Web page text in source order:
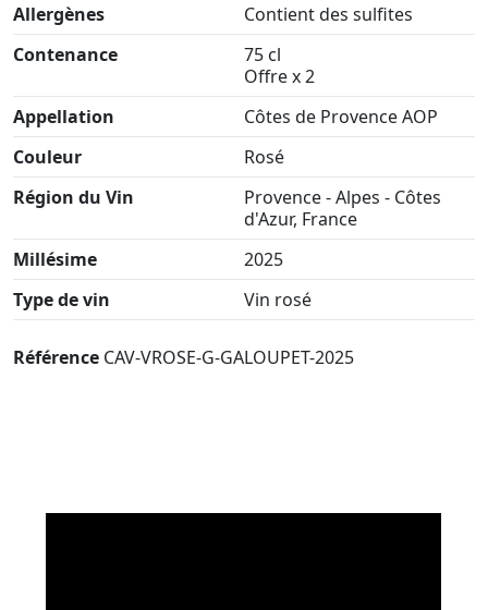
Allergènes
Contient des sulfites
Contenance
75 cl
Offre x 2
Appellation
Côtes de Provence AOP
Couleur
Rosé
Région du Vin
Provence - Alpes - Côtes
d'Azur, France
Millésime
2025
Type de vin
Vin rosé
Référence CAV-VROSE-G-GALOUPET-2025